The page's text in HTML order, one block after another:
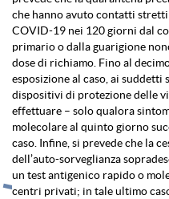
che hanno avuto contatti
COVID-19 nei 120 giorni dal
primario o dalla guarigione
dose di richiamo. Fino al
esposizione al caso, ai
dispositivi di protezione delle
effettuare – solo qualora
molecolare al quinto giorno
caso. Infine, si prevede che la
dell’auto-sorveglianza
un test antigenico rapido o
centri privati; in tale ultimo